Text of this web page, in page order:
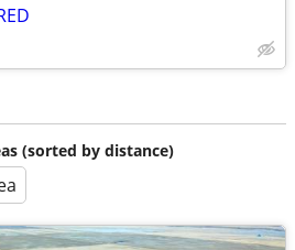
(sorted by distance)